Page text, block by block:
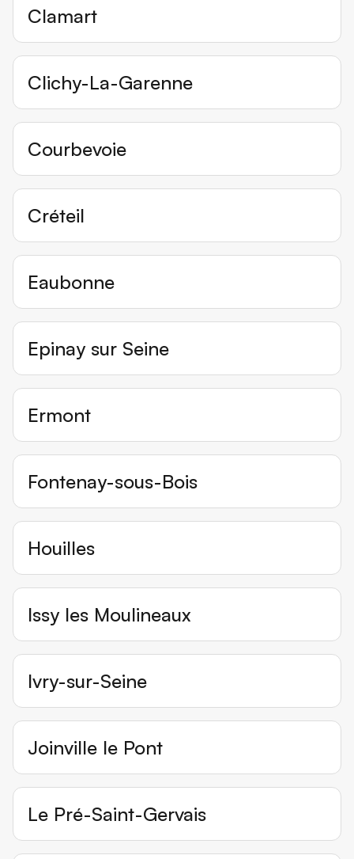
Clamart
Clichy-La-Garenne
Courbevoie
Créteil
Eaubonne
Epinay sur Seine
Ermont
Fontenay-sous-Bois
Houilles
Issy les Moulineaux
Ivry-sur-Seine
Joinville le Pont
Le Pré-Saint-Gervais